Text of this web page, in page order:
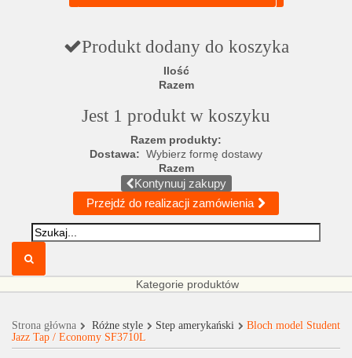
Produkt dodany do koszyka
Ilość
Razem
Jest 1 produkt w koszyku
Razem produkty:
Dostawa: Wybierz formę dostawy
Razem
Kontynuuj zakupy
Przejdź do realizacji zamówienia
Kategorie produktów
Strona główna Różne style Step amerykański
Bloch model Student
Jazz Tap / Economy SF3710L